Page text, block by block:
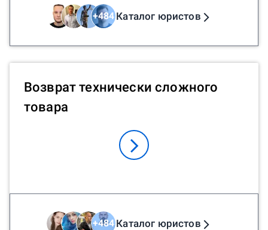
+484Каталог юристов
Возврат технически сложного
товара
+484Каталог юристов